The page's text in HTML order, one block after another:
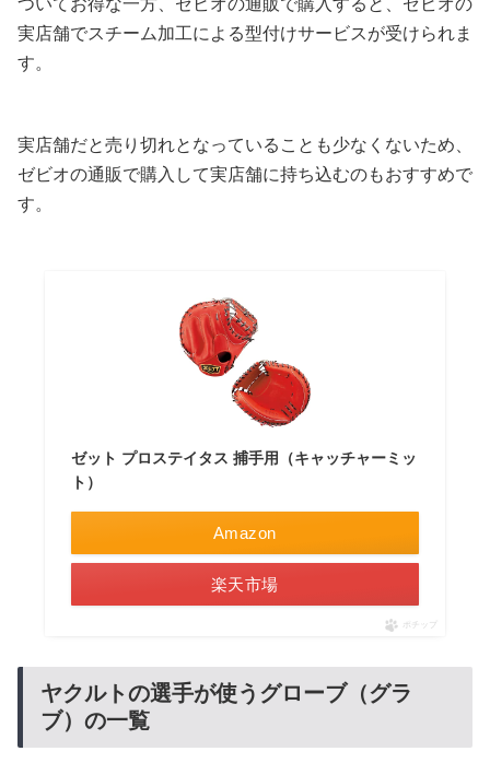
実店舗でスチーム加工による型付けサービスが受けられま
す。
実店舗だと売り切れとなっていることも少なくないため、
ゼビオの通販で購入して実店舗に持ち込むのもおすすめで
す。
ゼット プロステイタス 捕手用（キャッチャーミッ
ト）
Amazon
楽天市場
ポチップ
ヤクルトの選手が使うグローブ（グラ
ブ）の一覧